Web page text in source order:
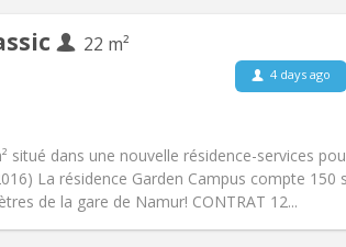
22 m²
4 days ago
situé dans une nouvelle résidence-services
La résidence Garden Campus compte 150
de la gare de Namur! CONTRAT 12...
Other
Atmosphere:Studious,